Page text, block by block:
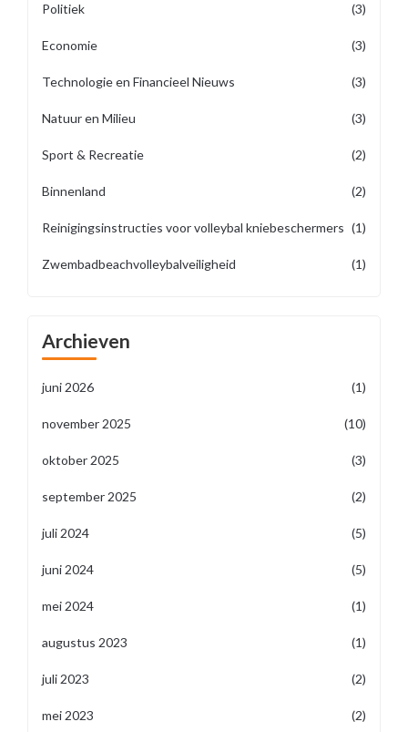
Politiek (3)
Economie (3)
Technologie en Financieel Nieuws (3)
Natuur en Milieu (3)
Sport & Recreatie (2)
Binnenland (2)
Reinigingsinstructies voor volleybal kniebeschermers (1)
Zwembadbeachvolleybalveiligheid (1)
Archieven
juni 2026 (1)
november 2025 (10)
oktober 2025 (3)
september 2025 (2)
juli 2024 (5)
juni 2024 (5)
mei 2024 (1)
augustus 2023 (1)
juli 2023 (2)
mei 2023 (2)